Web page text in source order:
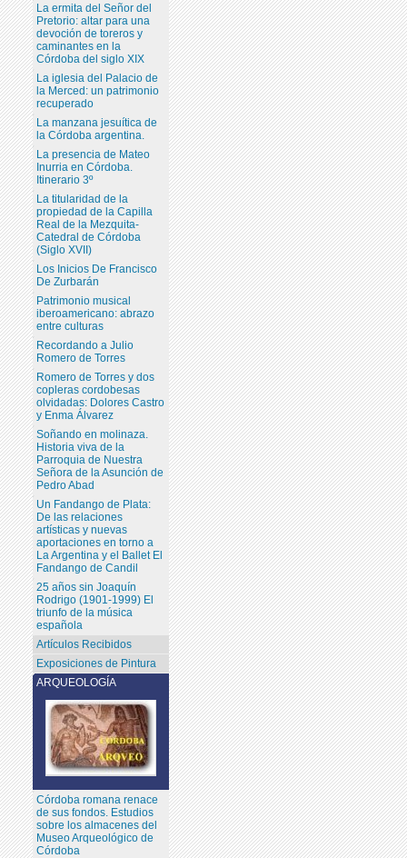
ARQUEOLOGÍA
Córdoba romana renace
de sus fondos. Estudios
sobre los almacenes del
Museo Arqueológico de
Córdoba
La ermita del Señor del
Pretorio: altar para una
devoción de toreros y
caminantes en la
Córdoba del siglo XIX
La iglesia del Palacio de
la Merced: un patrimonio
recuperado
La manzana jesuítica de
la Córdoba argentina.
La presencia de Mateo
Inurria en Córdoba.
Itinerario 3º
La titularidad de la
propiedad de la Capilla
Real de la Mezquita-
Catedral de Córdoba
(Siglo XVII)
Los Inicios De Francisco
De Zurbarán
Patrimonio musical
iberoamericano: abrazo
entre culturas
Recordando a Julio
Romero de Torres
Romero de Torres y dos
copleras cordobesas
olvidadas: Dolores Castro
y Enma Álvarez
Soñando en molinaza.
Historia viva de la
Parroquia de Nuestra
Señora de la Asunción de
Pedro Abad
Un Fandango de Plata:
De las relaciones
artísticas y nuevas
aportaciones en torno a
La Argentina y el Ballet El
Fandango de Candil
25 años sin Joaquín
Rodrigo (1901-1999) El
triunfo de la música
española
Artículos Recibidos
Exposiciones de Pintura